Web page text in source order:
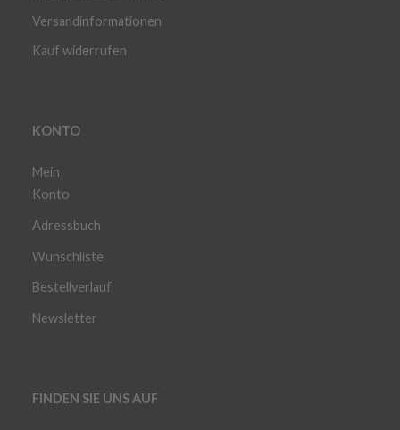
Versandinformationen
Kauf widerrufen
KONTO
Mein
Konto
Adressbuch
Wunschliste
Bestellverlauf
Newsletter
FINDEN SIE UNS AUF